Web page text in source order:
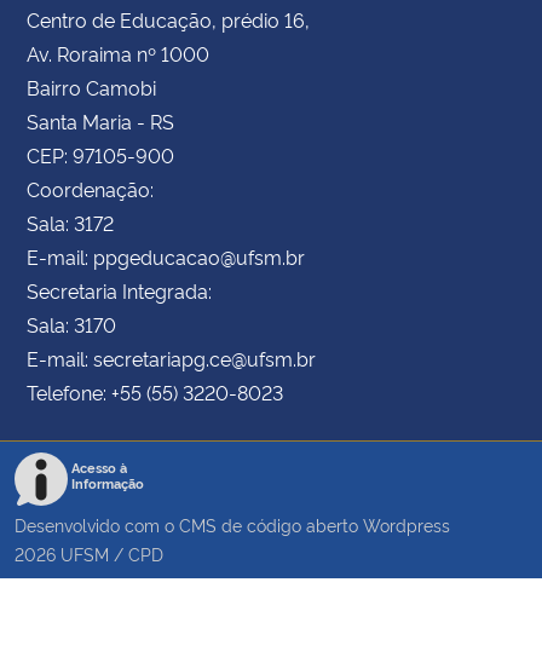
Centro de Educação, prédio 16,
Av. Roraima nº 1000
Bairro Camobi
Santa Maria - RS
CEP: 97105-900
Coordenação:
Sala: 3172
E-mail: ppgeducacao@ufsm.br
Secretaria Integrada:
Sala: 3170
E-mail: secretariapg.ce@ufsm.br
Telefone: +55 (55) 3220-8023
Acesso à
Informação
Desenvolvido com o CMS de código aberto Wordpress
2026 UFSM / CPD